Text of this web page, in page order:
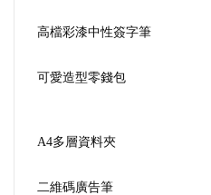
高檔彩漆中性簽字筆
可愛造型零錢包
A4多層資料夾
二維碼廣告筆